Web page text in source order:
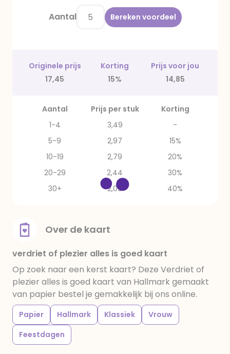
Aantal Bereken voordeel
Originele prijs Korting
Prijs voor jou
17,45
15% 14,85
Aantal Prijs per stuk
Korting
1-4
3,49
-
5-9
2,97
15%
10-19
2,79
20%
20-29
2,44
30%
30+
2,09 40%
Over de kaart
verdriet of plezier alles is goed kaart
Op zoek naar een kerst kaart? Deze Verdriet of
plezier alles is goed kaart van Hallmark gemaakt
van papier bestel je gemakkelijk bij ons online.
Papier Hallmark Klassiek
Vrouw
Feestdagen